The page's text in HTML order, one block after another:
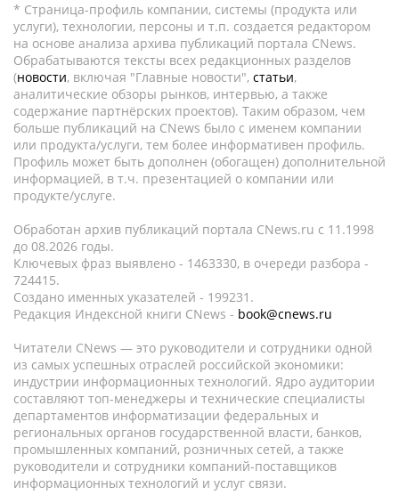
* Страница-профиль компании, системы (продукта или
услуги), технологии, персоны и т.п. создается редактором
на основе анализа архива публикаций портала CNews.
Обрабатываются тексты всех редакционных разделов
(новости, включая "Главные новости", статьи,
аналитические обзоры рынков, интервью, а также
содержание партнёрских проектов). Таким образом, чем
больше публикаций на CNews было с именем компании
или продукта/услуги, тем более информативен профиль.
Профиль может быть дополнен (обогащен) дополнительной
информацией, в т.ч. презентацией о компании или
продукте/услуге.
Обработан архив публикаций портала CNews.ru c 11.1998
до 08.2026 годы.
Ключевых фраз выявлено - 1463330, в очереди разбора -
724415.
Создано именных указателей - 199231.
Редакция Индексной книги CNews - book@cnews.ru
Читатели CNews — это руководители и сотрудники одной
из самых успешных отраслей российской экономики:
индустрии информационных технологий. Ядро аудитории
составляют топ-менеджеры и технические специалисты
департаментов информатизации федеральных и
региональных органов государственной власти, банков,
промышленных компаний, розничных сетей, а также
руководители и сотрудники компаний-поставщиков
информационных технологий и услуг связи.